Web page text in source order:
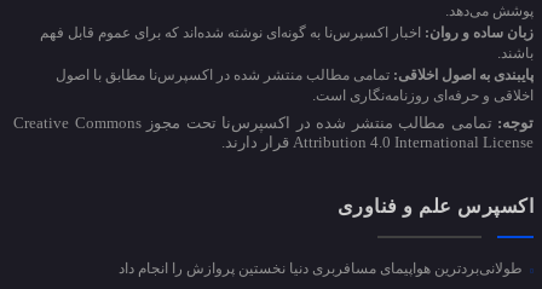
پوشش می‌دهد.
زبان ساده و روان: اخبار اکسپرس‌نا به گونه‌ای نوشته شده‌اند که برای عموم قابل فهم
باشند.
پایبندی به اصول اخلاقی: تمامی مطالب منتشر شده در اکسپرس‌نا مطابق با اصول
اخلاقی و حرفه‌ای روزنامه‌نگاری است.
توجه:
تمامی مطالب منتشر شده در اکسپرس‌نا تحت مجوز Creative Commons
Attribution 4.0 International License قرار دارند.
اکسپرس علم و فناوری
طولانی‌بردترین هواپیمای مسافربری دنیا نخستین پروازش را انجام داد